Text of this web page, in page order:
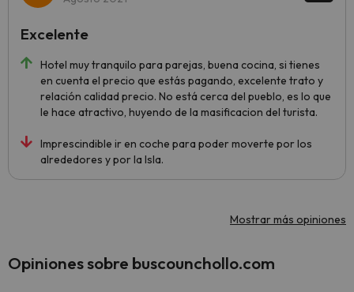
Hotel muy tranquilo para parejas, buena cocina, si tienes
en cuenta el precio que estás pagando, excelente trato y
relación calidad precio. No está cerca del pueblo, es lo que
le hace atractivo, huyendo de la masificacion del turista.
Imprescindible ir en coche para poder moverte por los
alrededores y por la Isla.
Excelente
Mostrar más opiniones
Opiniones sobre buscounchollo.com